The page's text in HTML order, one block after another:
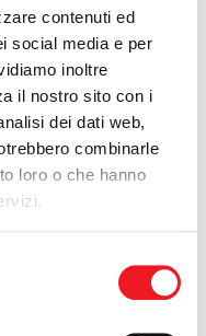
contenuti ed
social media e per
inoltre
il nostro sito con i
dei dati web,
combinarle
loro o che hanno
E’ nata la
che affiancherà la
a favore della
facile grazie alla
come il Cda, ha una
di trasparenza,